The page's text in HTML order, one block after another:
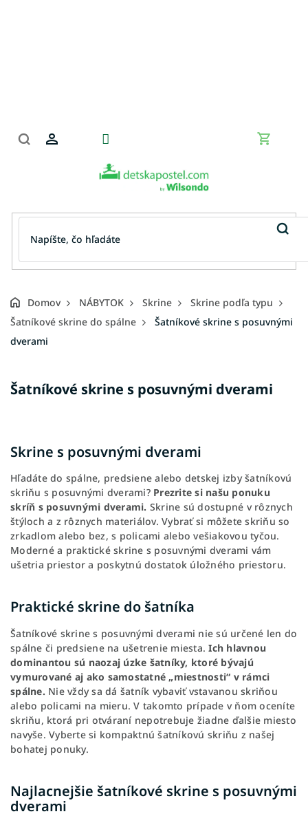
Domov NÁBYTOK Skrine
Skrine podľa typu
Šatníkové skrine do spálne
Šatníkové skrine s posuvnými
dverami
Šatníkové skrine s posuvnými dverami
Skrine s posuvnými dverami
Hľadáte do spálne, predsiene alebo detskej izby šatníkovú
skriňu s posuvnými dverami? Prezrite si našu ponuku
skríň s posuvnými dverami. Skrine sú dostupné v rôznych
štýloch a z rôznych materiálov. Vybrať si môžete skriňu so
zrkadlom alebo bez, s policami alebo vešiakovou tyčou.
Moderné a praktické skrine s posuvnými dverami vám
ušetria priestor a poskytnú dostatok úložného priestoru.
Praktické skrine do šatníka
Šatníkové skrine s posuvnými dverami nie sú určené len do
spálne či predsiene na ušetrenie miesta. Ich hlavnou
dominantou sú naozaj úzke šatníky, ktoré bývajú
vymurované aj ako samostatné „miestnosti“ v rámci
spálne. Nie vždy sa dá šatník vybaviť vstavanou skriňou
alebo policami na mieru. V takomto prípade v ňom oceníte
skriňu, ktorá pri otváraní nepotrebuje žiadne ďalšie miesto
navyše. Vyberte si kompaktnú šatníkovú skriňu z našej
bohatej ponuky.
Najlacnejšie šatníkové skrine s posuvnými
dverami